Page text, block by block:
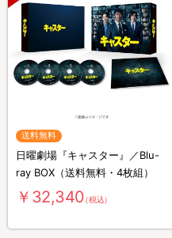
送料無料
日曜劇場『キャスター』／Blu-
ray BOX（送料無料・4枚組）
￥32,340（税込）